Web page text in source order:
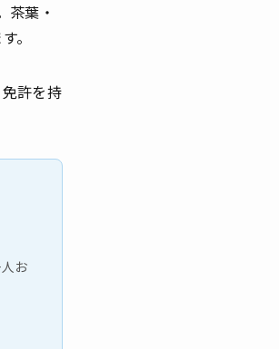
茶葉・
。
許を持
お